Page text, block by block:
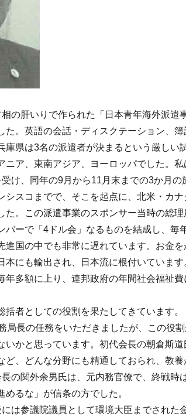
の肝いりで作られた「日本青年海外派遣
た。英語の会話・ディスクテーション、
庫県は3名の派遣者が決まるという厳しい
ニア、東南アジア、ヨーロッパでした。
け、同年の9月から11月末までの3か月
シスコまでで、そこを起点に、北米・カ
た。この派遣事業のスポンサー当時の総
ーで「4ドル会」なるものを結成し、毎
進国の中でも非常に遅れています。お金
本にも輸出され、日本流に根付いていま
年多額に上り、連邦政府の年間社会福祉
者としての役割を果たしてきています。
局長の任務をいただきましたが、この役
いかと思っています。初代会長の朝倉斯
ど、どんな分野にも精通しておられ、教
の関外余男氏は、元内務官僚で、終戦時
るな」が信条の方でした。
は参議院議員として環境大臣までされた